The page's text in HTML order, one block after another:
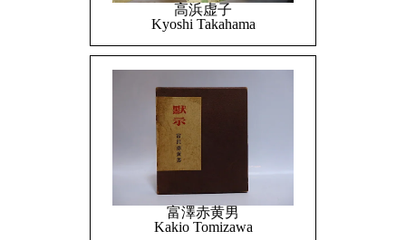
高浜虚子
Kyoshi Takahama
富澤赤黄男
Kakio Tomizawa